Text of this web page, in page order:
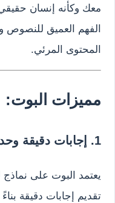
معك وكأنه إنسان
الفهم العميق للنصوص
المحتوى المرئي.
مميزات البوت:
1. إجابات دقيقة وحديثة:
يعتمد البوت على نماذج
تقديم إجابات دقيقة